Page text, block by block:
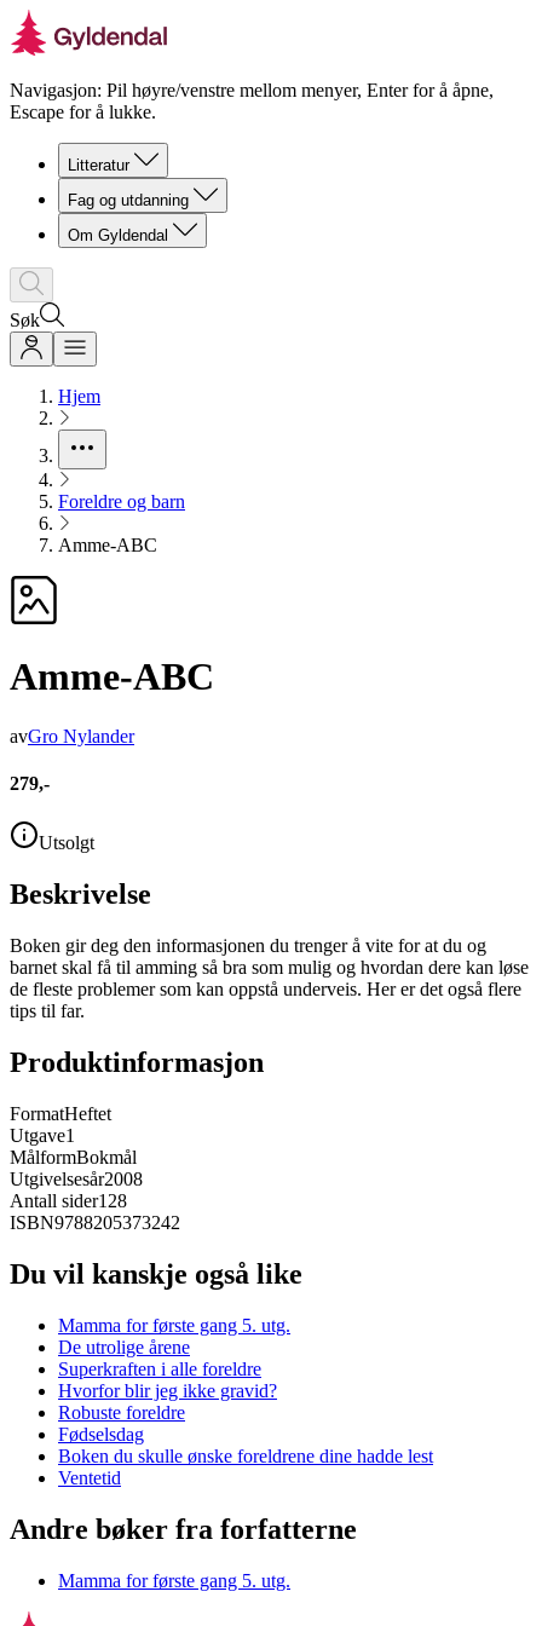
Navigasjon: Pil høyre/venstre mellom menyer, Enter for å åpne,
Escape for å lukke.
Litteratur
Fag og utdanning
Om Gyldendal
Søk
Hjem
Foreldre og barn
Amme-ABC
Amme-ABC
avGro Nylander
279,-
Utsolgt
Beskrivelse
Boken gir deg den informasjonen du trenger å vite for at du og
barnet skal få til amming så bra som mulig og hvordan dere kan løse
de fleste problemer som kan oppstå underveis. Her er det også flere
tips til far.
Produktinformasjon
FormatHeftet
Utgave1
MålformBokmål
Utgivelsesår2008
Antall sider128
ISBN9788205373242
Du vil kanskje også like
Mamma for første gang 5. utg.
De utrolige årene
Superkraften i alle foreldre
Hvorfor blir jeg ikke gravid?
Robuste foreldre
Fødselsdag
Boken du skulle ønske foreldrene dine hadde lest
Ventetid
Andre bøker fra forfatterne
Mamma for første gang 5. utg.